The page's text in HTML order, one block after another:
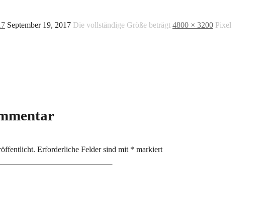
September 19, 2017 Die vollständige Größe beträgt 4800 × 3200 Pixel
Erforderliche Felder sind mit * markiert